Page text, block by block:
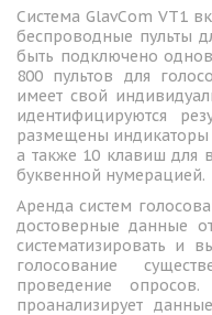
Система GlavCom VT1
беспроводные пульты
быть подключено
800 пультов для
имеет свой
идентифицируются
размещены индикаторы
а также 10 клавиш для
буквенной нумерацией.
Аренда систем
достоверные данные
систематизировать и
голосование
проведение
проанализирует